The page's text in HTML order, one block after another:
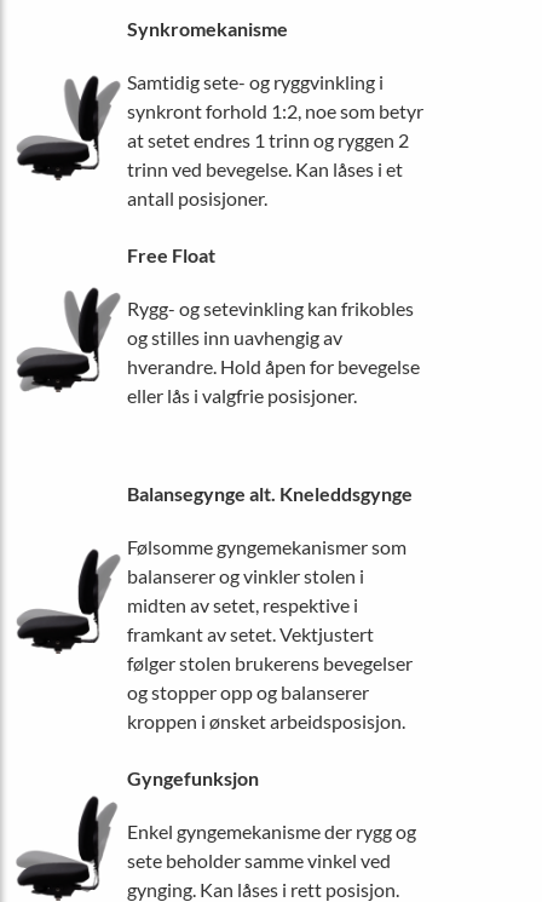
Synkromekanisme
Samtidig sete- og ryggvinkling i
synkront forhold 1:2, noe som betyr
at setet endres 1 trinn og ryggen 2
trinn ved bevegelse. Kan låses i et
antall posisjoner.
Free Float
Rygg- og setevinkling kan frikobles
og stilles inn uavhengig av
hverandre. Hold åpen for bevegelse
eller lås i valgfrie posisjoner.
Balansegynge alt. Kneleddsgynge
Følsomme gyngemekanismer som
balanserer og vinkler stolen i
midten av setet, respektive i
framkant av setet. Vektjustert
følger stolen brukerens bevegelser
og stopper opp og balanserer
kroppen i ønsket arbeidsposisjon.
Gyngefunksjon
Enkel gyngemekanisme der rygg og
sete beholder samme vinkel ved
gynging. Kan låses i rett posisjon.